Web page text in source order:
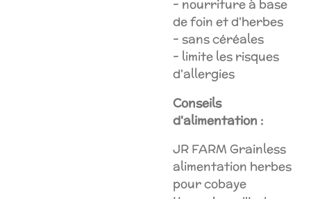
- nourriture à base
de foin et d'herbes
- sans céréales
- limite les risques
d'allergies
Conseils
d'alimentation :
JR FARM Grainless
alimentation herbes
pour cobaye